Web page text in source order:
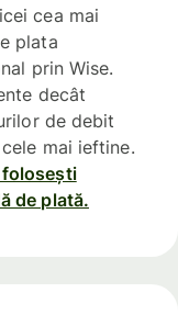
cea mai
plata
prin Wise.
decât
de debit
mai ieftine.
folosești
de plată.